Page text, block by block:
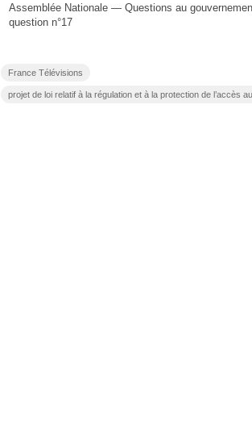
Assemblée Nationale — Questions au
question n°17
France Télévisions
projet de loi relatif à la régulation et à la protection de l’accès